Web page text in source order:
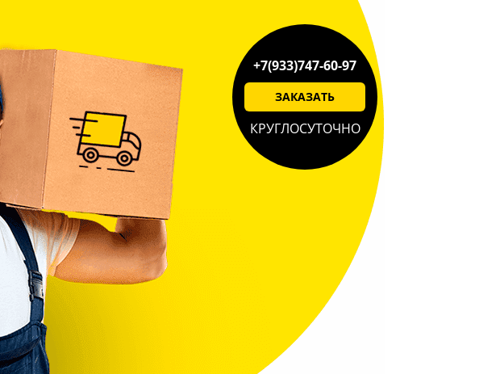
+7(933)747-60-97
ЗАКАЗАТЬ
КРУГЛОСУТОЧНО